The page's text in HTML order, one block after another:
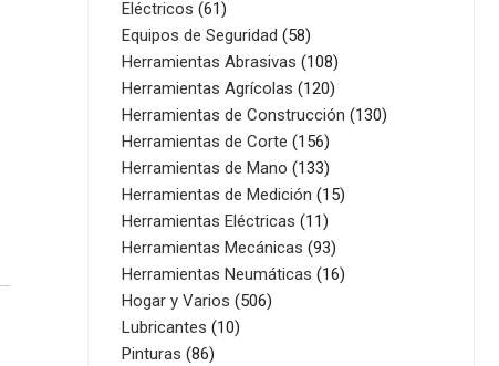
Eléctricos 6161
productos
Equipos de Seguridad 5858
productos
Herramientas Abrasivas 108108
productos
Herramientas Agrícolas 120120
productos
Herramientas de Construcción 130130
Herramientas de Corte 156156
productos
Herramientas de Mano 133133
productos
Herramientas de Medición 1515
Herramientas Eléctricas 1111
productos
Herramientas Mecánicas 9393
productos
Herramientas Neumáticas 1616
Hogar y Varios 506506
Lubricantes 1010
Pinturas 8686